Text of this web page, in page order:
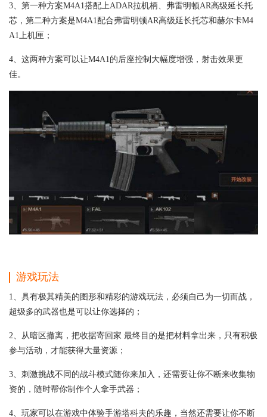
3、第一种方案M4A1搭配上ADAR拉机柄、弗雷明顿AR高级延长托
芯，第二种方案是M4A1配合弗雷明顿AR高级延长托芯和赫尔卡M4
A1上机匣；
4、这两种方案可以让M4A1的后座控制大幅度增强，射击效果更
佳。
游戏玩法
1、具有极其精美的图形和精彩的游戏玩法，必须自己为一切而战，
超级多的武器也是可以让你选择的；
2、从暗区撤离，把收据寄回家 最终目的是把材料拿出来，只有积极
参与活动，才能获得大量资源；
3、刺激挑战不同的战斗模式随你来加入，还需要让你不断来收集物
资的，随时帮你制作个人拿手武器；
4、玩家可以在游戏中体验手游塔科夫的乐趣，当然还需要让你不断